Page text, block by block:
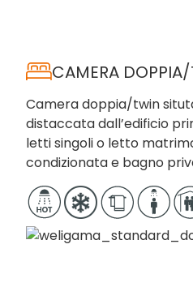
CAMERA
Camera doppia/twin
distaccata dall’edificio
letti singoli o letto
condizionata e bagno